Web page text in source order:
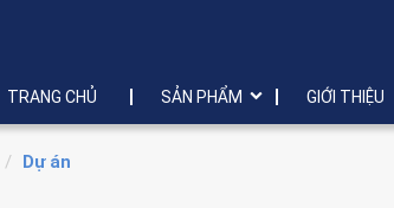
TRANG CHỦ SẢN PHẨM GIỚI THIỆU
Dự án